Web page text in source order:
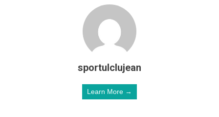
sportulclujean
Learn More →